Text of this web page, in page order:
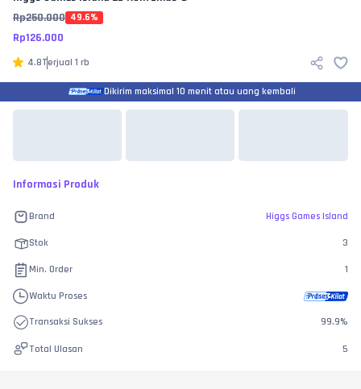
Rp250.000 49.6%
Rp126.000
4.8Terjual 1 rb
Dikirim maksimal 10 menit atau uang kembali
Informasi Produk
Brand Higgs Games Island
Stok 3
Min. Order 1
Waktu Proses
Transaksi Sukses 99.9%
Total Ulasan 5